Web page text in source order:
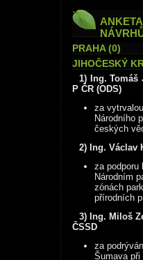
PRAHA (0)
JIHOČESKÝ
1) Ing. Tomáš
P ČR (ODS)
za
Národního
českých
2) Ing. Václav
za podporu
Národním
zónách
přírodních
3) Ing. Miloš
ČSSD
za
Šumava